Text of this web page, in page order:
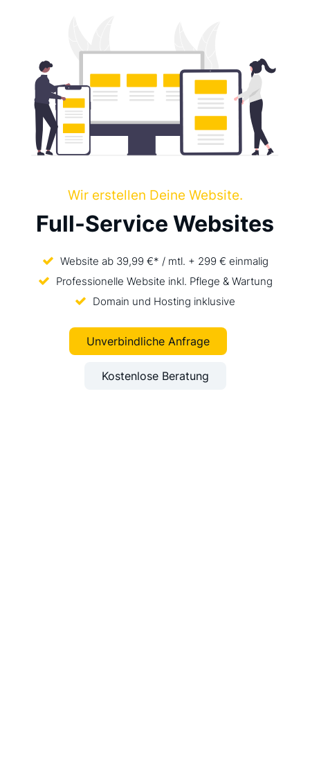
Wir erstellen Deine Website.
Full-Service Websites
Website ab 39,99 €* / mtl. + 299 € einmalig
Professionelle Website inkl. Pflege & Wartung
Domain und Hosting inklusive
Unverbindliche Anfrage
Kostenlose Beratung